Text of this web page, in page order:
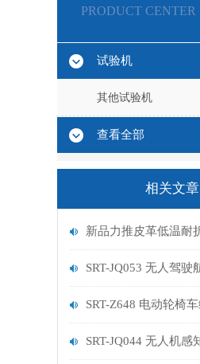
PRODUCT CENTER
试验机
其他试验机
查看全部
相关文章